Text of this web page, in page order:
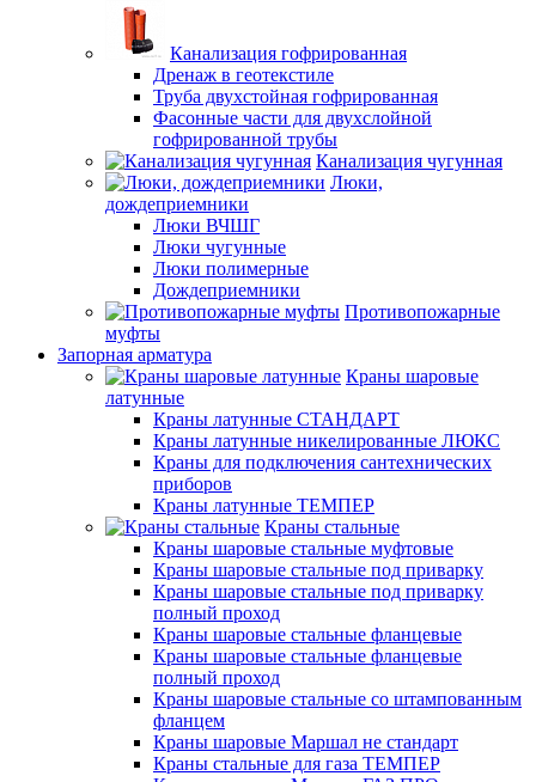
Канализация гофрированная
Дренаж в геотекстиле
Труба двухстойная гофрированная
Фасонные части для двухслойной
гофрированной трубы
Канализация чугунная
Люки,
дождеприемники
Люки ВЧШГ
Люки чугунные
Люки полимерные
Дождеприемники
Противопожарные
муфты
Запорная арматура
Краны шаровые
латунные
Краны латунные СТАНДАРТ
Краны латунные никелированные ЛЮКС
Краны для подключения сантехнических
приборов
Краны латунные ТЕМПЕР
Краны стальные
Краны шаровые стальные муфтовые
Краны шаровые стальные под приварку
Краны шаровые стальные под приварку
полный проход
Краны шаровые стальные фланцевые
Краны шаровые стальные фланцевые
полный проход
Краны шаровые стальные со штампованным
фланцем
Краны шаровые Маршал не стандарт
Краны стальные для газа ТЕМПЕР